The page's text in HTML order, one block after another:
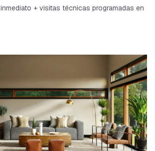
+ visitas técnicas programadas en